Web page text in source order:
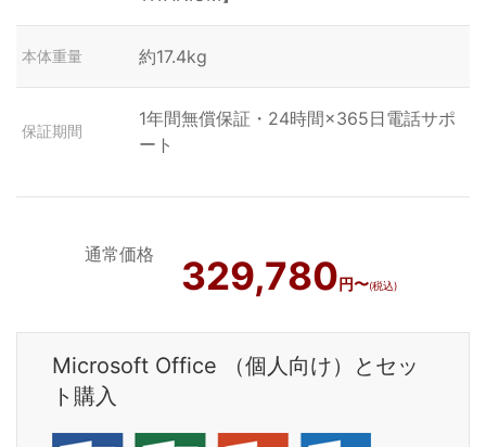
本体重量 約17.4kg
保証期間
1年間無償保証・24時間×365日電話サポ
ート
通常価格 329,780円〜(税込)
Microsoft Office （個人向け）とセッ
ト購入